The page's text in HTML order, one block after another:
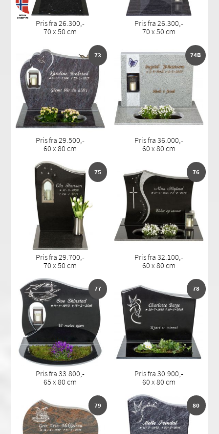
Pris fra 26.300,-
70 x 50 cm
Pris fra 26.300,-
70 x 50 cm
73
Pris fra 29.500,-
60 x 80 cm
74B
Pris fra 36.000,-
60 x 80 cm
75
Pris fra 29.700,-
70 x 50 cm
76
Pris fra 32.100,-
60 x 80 cm
77
Pris fra 33.800,-
65 x 80 cm
78
Pris fra 30.900,-
60 x 80 cm
79 80